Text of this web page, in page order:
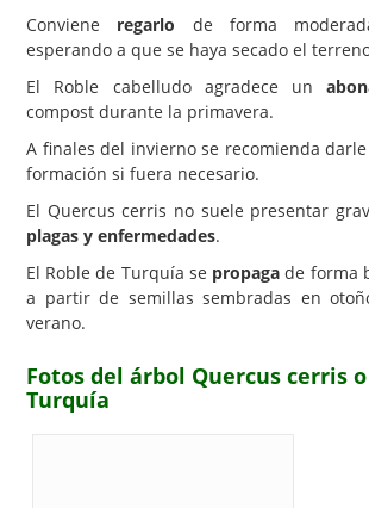
Conviene regarlo de forma
esperando a que se haya secado el
El Roble cabelludo agradece un
compost durante la primavera.
A finales del invierno se recomienda
formación si fuera necesario.
El Quercus cerris no suele presentar
plagas y enfermedades.
El Roble de Turquía se propaga de forma
a partir de semillas sembradas en
verano.
Fotos del árbol Quercus cerris
Turquía